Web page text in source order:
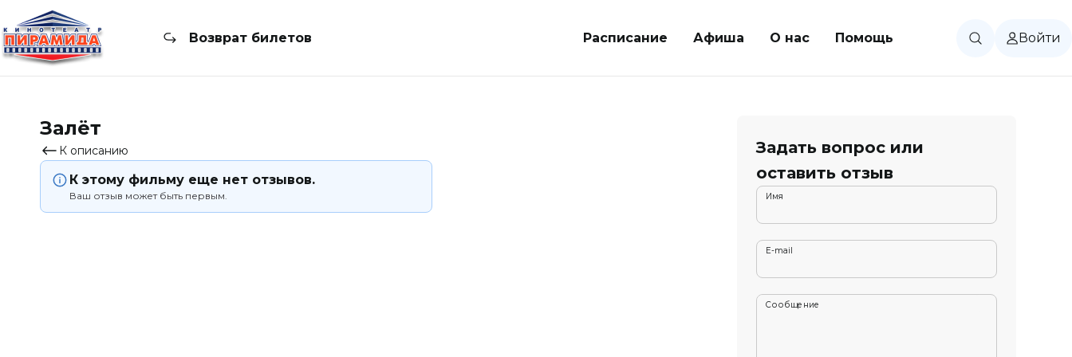
Возврат билетов Расписание Афиша О нас Помощь Войти
Залёт
К описанию
К этому фильму еще нет отзывов.
Ваш отзыв может быть первым.
Задать вопрос или
оставить отзыв
Имя
E-mail
Сообщение